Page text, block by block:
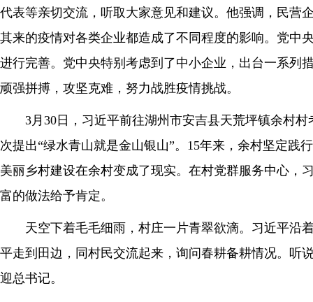
代表等亲切交流，听取大家意见和建议。他强调，民营
其来的疫情对各类企业都造成了不同程度的影响。党中
进行完善。党中央特别考虑到了中小企业，出台一系列
顽强拼搏，攻坚克难，努力战胜疫情挑战。
3月30日，习近平前往湖州市安吉县天荒坪镇余村
次提出“绿水青山就是金山银山”。15年来，余村坚定践
美丽乡村建设在余村变成了现实。在村党群服务中心，
富的做法给予肯定。
天空下着毛毛细雨，村庄一片青翠欲滴。习近平沿
平走到田边，同村民交流起来，询问春耕备耕情况。听
迎总书记。